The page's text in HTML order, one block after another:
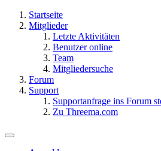
Startseite
Mitglieder
Letzte Aktivitäten
Benutzer online
Team
Mitgliedersuche
Forum
Support
Supportanfrage ins Forum
Zu Threema.com